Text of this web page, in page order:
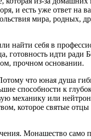
и есть уже ответ
мира, родных,
найти себя в
идти
прочном основании.
что юная душа
способности к
механику или
которое святые
Монашество